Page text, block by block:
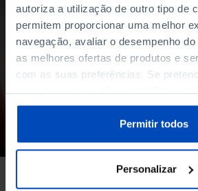
autoriza a utilização de outro tipo de
permitem proporcionar uma melhor
navegação, avaliar o desempenho
as melhores ofertas de produtos e
com as suas preferências. Se
tipos de cookies, clique em
sobre cookies através da gestão de
Política de Cookies.
Permitir todos
Personalizar
«A
vários
mas
para
12/
6 MIN